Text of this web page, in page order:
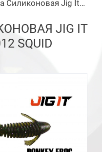
Приманка Силиконовая Jig It Donkey Frog 4.8 012 Squid
JIG IT
SQUID